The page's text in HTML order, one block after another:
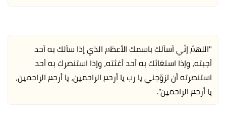
"اللهمّ إنّي أسألك باسمك الأعظم الذي إذا سألك به أحد
أجبته، وإذا استغاثك به أحد أغثته، وإذا استنصرك به أحد
استنصرته أن تزوّجني يا رب يا أرحم الراحمين، يا أرحم الراحمين،
يا أرحم الراحمين".